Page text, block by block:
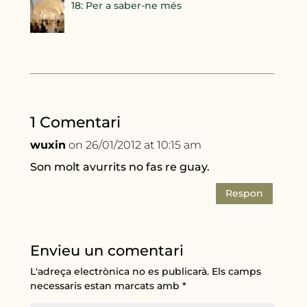
18: Per a saber-ne més
1 Comentari
wuxin on 26/01/2012 at 10:15 am
Son molt avurrits no fas re guay.
Respon
Envieu un comentari
L'adreça electrònica no es publicarà. Els camps
necessaris estan marcats amb*